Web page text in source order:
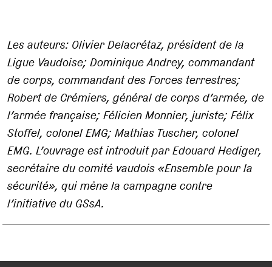
Les auteurs: Olivier Delacrétaz, président de la
Ligue Vaudoise; Dominique Andrey, commandant
de corps, commandant des Forces terrestres;
Robert de Crémiers, général de corps d’armée, de
l’armée française; Félicien Monnier, juriste; Félix
Stoffel, colonel EMG; Mathias Tuscher, colonel
EMG. L’ouvrage est introduit par Edouard Hediger,
secrétaire du comité vaudois «Ensemble pour la
sécurité», qui mène la campagne contre
l’initiative du GSsA.